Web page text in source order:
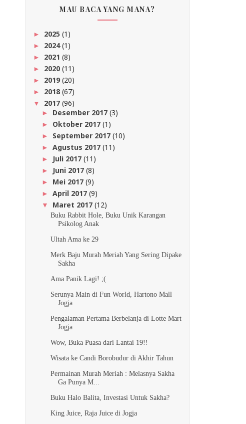
MAU BACA YANG MANA?
► 2025 (1)
► 2024(1)
► 2021 (8)
► 2020 (11)
► 2019(20)
► 2018 (67)
▼ 2017 (96)
► Desember 2017 (3)
► Oktober 2017 (1)
► September 2017 (10)
► Agustus 2017 (11)
► Juli 2017 (11)
► Juni 2017 (8)
► Mei 2017 (9)
► April 2017 (9)
▼ Maret 2017 (12)
Buku Rabbit Hole, Buku Unik Karangan
Psikolog Anak
Ultah Ama ke 29
Merk Baju Murah Meriah Yang Sering Dipake
Sakha
Ama Panik Lagi! ;(
Serunya Main di Fun World, Hartono Mall
Jogja
Pengalaman Pertama Berbelanja di Lotte Mart
Jogja
Wow, Buka Puasa dari Lantai 19!!
Wisata ke Candi Borobudur di Akhir Tahun
Permainan Murah Meriah : Melasnya Sakha
Ga Punya M...
Buku Halo Balita, Investasi Untuk Sakha?
King Juice, Raja Juice di Jogja